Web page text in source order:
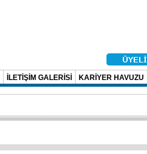
İLETİŞİM GALERİSİ KARİYER HAVUZU